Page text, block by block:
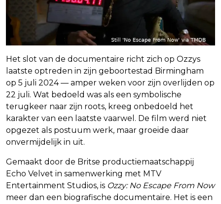
Het slot van de documentaire richt zich op Ozzys
laatste optreden in zijn geboortestad Birmingham
op 5 juli 2024 — amper weken voor zijn overlijden op
22 juli. Wat bedoeld was als een symbolische
terugkeer naar zijn roots, kreeg onbedoeld het
karakter van een laatste vaarwel. De film werd niet
opgezet als postuum werk, maar groeide daar
onvermijdelijk in uit.
Gemaakt door de Britse productiemaatschappij
Echo Velvet in samenwerking met MTV
Entertainment Studios, is Ozzy: No Escape From Now
meer dan een biografische documentaire. Het is een